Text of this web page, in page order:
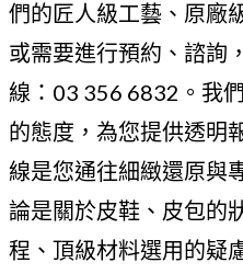
們的匠人級工藝、原廠
或需要進行預約、諮詢
線：03 356 6832。我
的態度，為您提供透明
線是您通往細緻還原與
論是關於皮鞋、皮包的
程、頂級材料選用的疑